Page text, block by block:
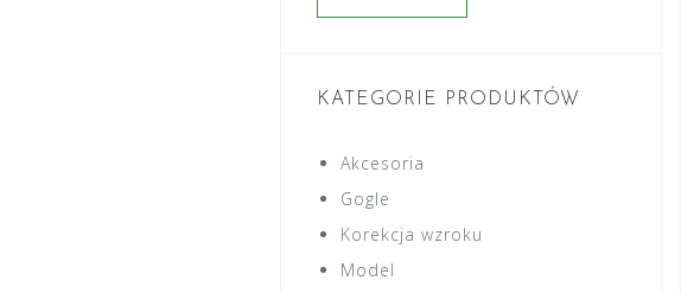
KATEGORIE PRODUKTÓW
Akcesoria
Gogle
Korekcja wzroku
Model